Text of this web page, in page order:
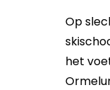
Op
het